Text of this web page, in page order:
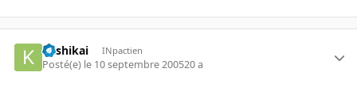
kashikai INpactien
Posté(e) le 10 septembre 200520 a